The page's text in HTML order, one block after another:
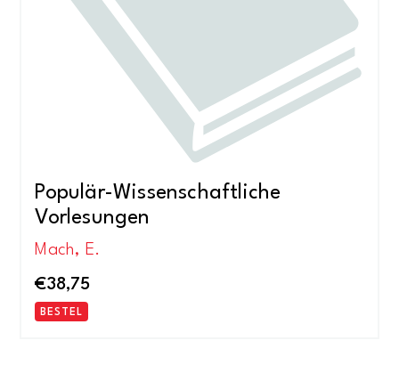
Populär-Wissenschaftliche
Vorlesungen
Mach, E.
€38,75
BESTEL